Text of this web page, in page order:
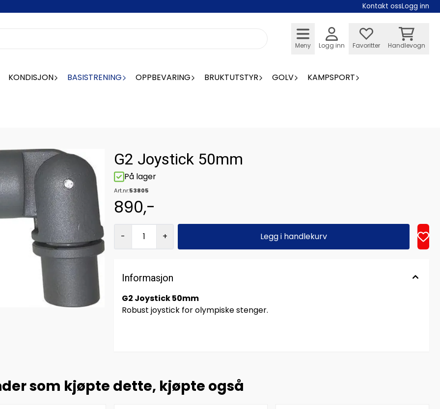
Kontakt ossLogg inn
Meny Logg inn Favoritter Handlevogn
KONDISJON BASISTRENING OPPBEVARING BRUKTUTSTYR GOLV KAMPSPORT
G2 Joystick 50mm
På lager
Art.nr:53805
890,-
- + Legg i handlekurv
Informasjon
G2 Joystick 50mm
Robust joystick for olympiske stenger.
som kjøpte dette, kjøpte også